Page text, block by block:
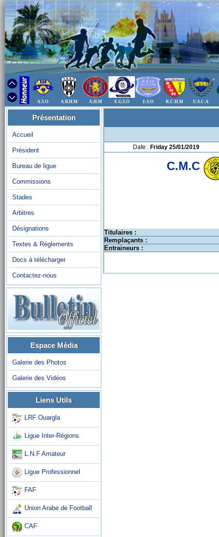
A.S.O A.B.H.M A.H.M E.G.S.O E.S.O R.C.H.M U.S.C.A
Présentation
Accueil
Président
Bureau de ligue
Commissions
Stades
Arbitres
Désignations
Textes & Réglements
Docs à télécharger
Contactez-nous
Espace Média
Galerie des Photos
Galerie des Vidéos
Liens Utils
LRF Ouargla
Ligue Inter-Régions
L.N.F Amateur
Ligue Professionnel
FAF
Union Arabe de Football
CAF
Date : Friday 25/01/2019
C.M.C
Titulaires :
Remplaçants :
Entraineurs :